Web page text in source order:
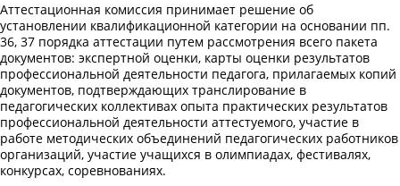
Аттестационная комиссия принимает решение об
установлении квалификационной категории на основании пп.
36, 37 порядка аттестации путем рассмотрения всего пакета
документов: экспертной оценки, карты оценки результатов
профессиональной деятельности педагога, прилагаемых копий
документов, подтверждающих транслирование в
педагогических коллективах опыта практических результатов
профессиональной деятельности аттестуемого, участие в
работе методических объединений педагогических работников
организаций, участие учащихся в олимпиадах, фестивалях,
конкурсах, соревнованиях.